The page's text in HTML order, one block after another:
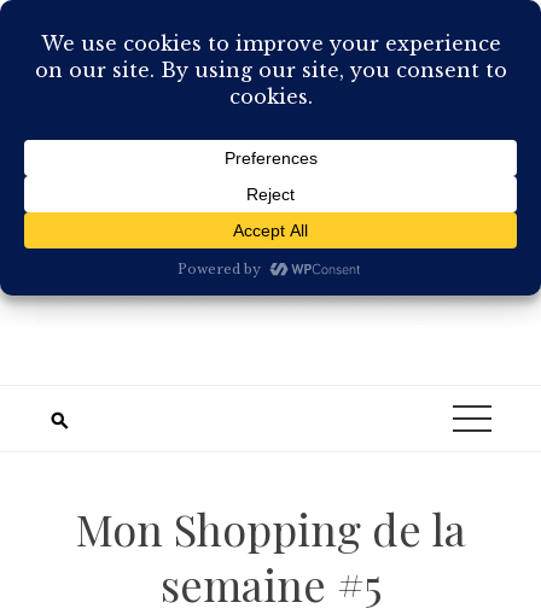
Skip
content
Mon Shopping de la
semaine #5